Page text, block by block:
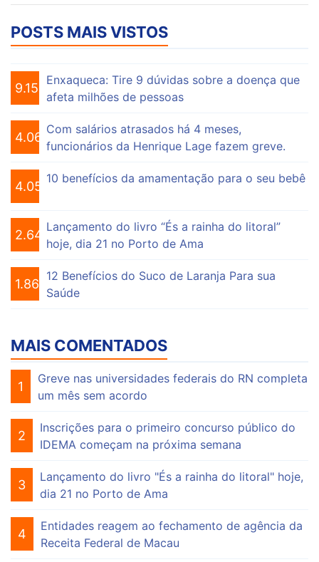
POSTS MAIS VISTOS
9.151
Enxaqueca: Tire 9 dúvidas sobre a doença que
afeta milhões de pessoas
4.069
Com salários atrasados há 4 meses,
funcionários da Henrique Lage fazem greve.
4.053
10 benefícios da amamentação para o seu bebê
2.644
Lançamento do livro “És a rainha do litoral”
hoje, dia 21 no Porto de Ama
1.861
12 Benefícios do Suco de Laranja Para sua
Saúde
MAIS COMENTADOS
1
Greve nas universidades federais do RN completa
um mês sem acordo
2
Inscrições para o primeiro concurso público do
IDEMA começam na próxima semana
3
Lançamento do livro "És a rainha do litoral" hoje,
dia 21 no Porto de Ama
4
Entidades reagem ao fechamento de agência da
Receita Federal de Macau